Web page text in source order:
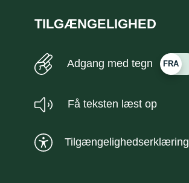
TILGÆNGELIGHED
Adgang med tegn
Få teksten læst op
Tilgængelighedserklæring